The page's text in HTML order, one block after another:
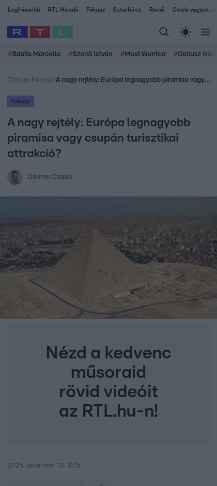
Legfrissebb RTL Híradó Fókusz Sztárhírek Randi Celeb vagyok,
# Babits Marcella #Szellő István # Most Wanted #Gallusz
Címlap› Fókusz› A nagy rejtély: Európa legnagyobb piramisa vagy csupán turisztikai attrakció?
Fókusz
A nagy rejtély: Európa legnagyobb
piramisa vagy csupán turisztikai
attrakció?
Dörmer Csaba
Nézd a kedvenc
műsoraid
rövid videóit
az RTL.hu-n!
2025. december 13. 19:15